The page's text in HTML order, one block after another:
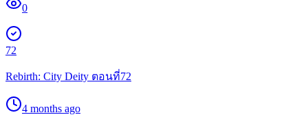
0
72
Rebirth: City Deity ตอนที่72
4 months ago